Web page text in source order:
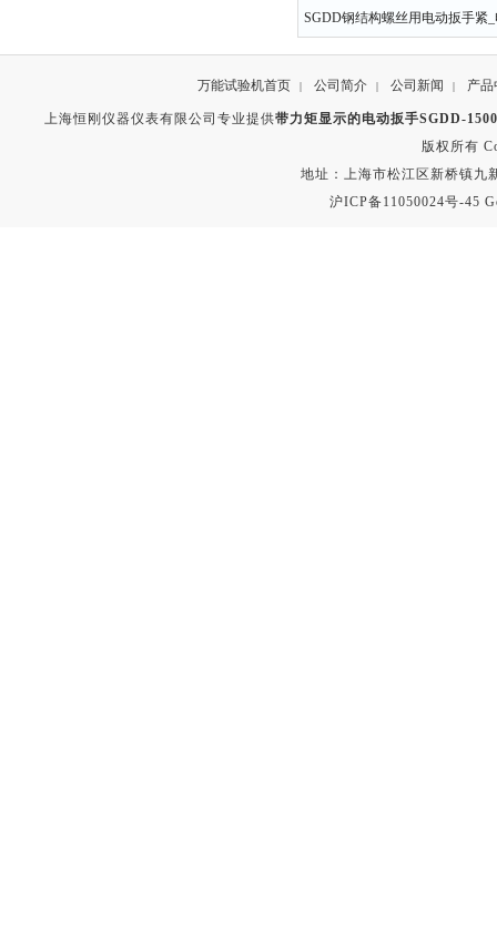
SGDD钢结构螺丝用电动扳手紧
万能试验机首页 | 公司简介 | 公司新闻 | 产品
上海恒刚仪器仪表有限公司专业提供带力矩显示的电动扳手SGDD-
版权所有
地址：上海市松江区新桥镇九
沪ICP备11050024号-45